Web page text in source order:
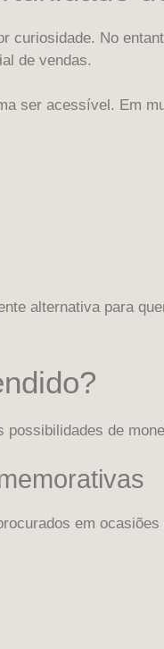
curiosidade. No
de vendas.
ser acessível. Em
alternativa para
possibilidades de
em ocasiões